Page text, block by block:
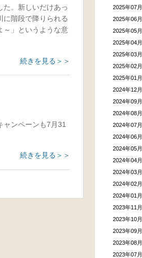
た。新しいだけあっ
に階段で降りられる
～」というような意
続きを見る＞＞
ャンペーンも7月31
続きを見る＞＞
2025年07月
2025年06月
2025年05月
2025年04月
2025年03月
2025年02月
2025年01月
2024年12月
2024年09月
2024年08月
2024年07月
2024年06月
2024年05月
2024年04月
2024年03月
2024年02月
2024年01月
2023年11月
2023年10月
2023年09月
2023年08月
2023年07月